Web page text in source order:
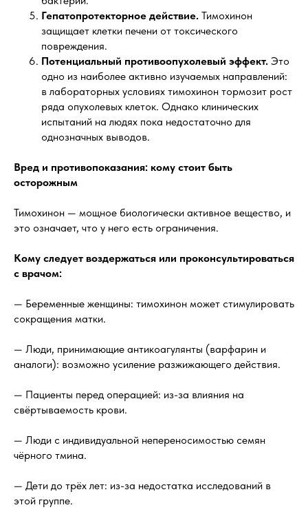
Гепатопротекторное действие. Тимохинон
защищает клетки печени от токсического
повреждения.
Потенциальный противоопухолевый эффект. Это
одно из наиболее активно изучаемых направлений:
в лабораторных условиях тимохинон тормозит рост
ряда опухолевых клеток. Однако клинических
испытаний на людях пока недостаточно для
однозначных выводов.
Вред и противопоказания: кому стоит быть
осторожным
Тимохинон — мощное биологически активное вещество, и
это означает, что у него есть ограничения.
Кому следует воздержаться или проконсультироваться
с врачом:
— Беременные женщины: тимохинон может стимулировать
сокращения матки.
— Люди, принимающие антикоагулянты (варфарин и
аналоги): возможно усиление разжижающего действия.
— Пациенты перед операцией: из-за влияния на
свёртываемость крови.
— Люди с индивидуальной непереносимостью семян
чёрного тмина.
— Дети до трёх лет: из-за недостатка исследований в
этой группе.